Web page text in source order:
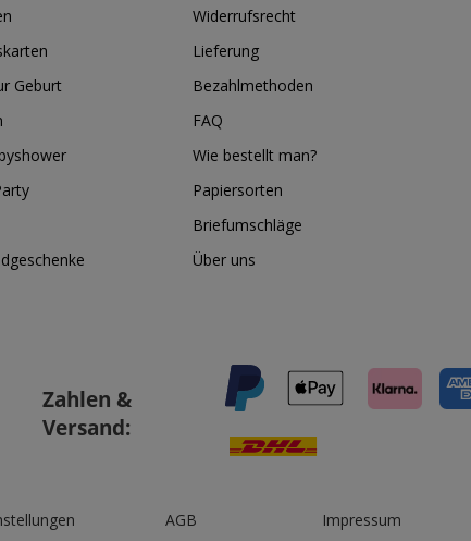
Geburt
Widerrufsrecht
Lieferung
Bezahlmethoden
FAQ
Wie bestellt man?
Papiersorten
Briefumschläge
Über uns
Zahlen &
Versand:
AGB Impressum